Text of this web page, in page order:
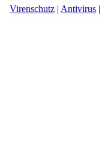
Virenschutz | Antivirus |